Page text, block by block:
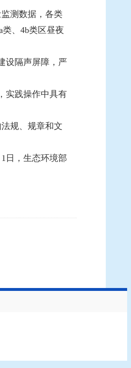
测数据，各类
类、4b类区昼夜
设隔声屏障，严
实践操作中具有
规、规章和文
日，生态环境部